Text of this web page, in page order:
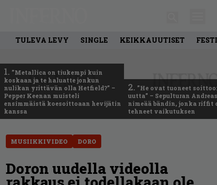
TULEVA LEVY SINGLE KEIKKAUUTISET
1. ”Metallica on tiukempi kuin
koskaan ja te haluatte jonkun
nulikan yrittävän olla Hetfield?” –
Pepper Keenan muisteli
ensimmäistä koesoittoaan hevijätin
kanssa
2. ”He ovat tuoneet
uutta” – Sepulturan
nimeää bändin, jonka riffit
tehneet vaikutuksen
MUSIIKKIVIDEO DORO
Doron uudella videolla